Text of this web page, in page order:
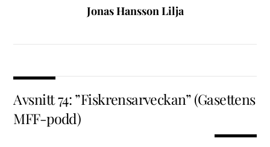
Jonas Hansson Lilja
Avsnitt 74: ”Fiskrensarveckan” (Gasettens
MFF-podd)